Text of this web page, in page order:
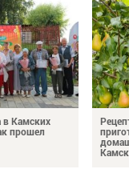
в Камских
прошел